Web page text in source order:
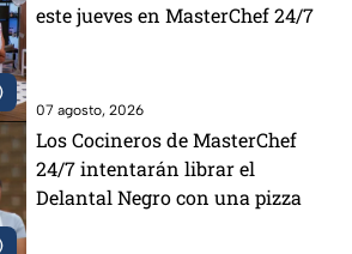
este jueves en MasterChef 24/7
07 agosto, 2026
Los Cocineros de MasterChef
24/7 intentarán librar el
Delantal Negro con una pizza